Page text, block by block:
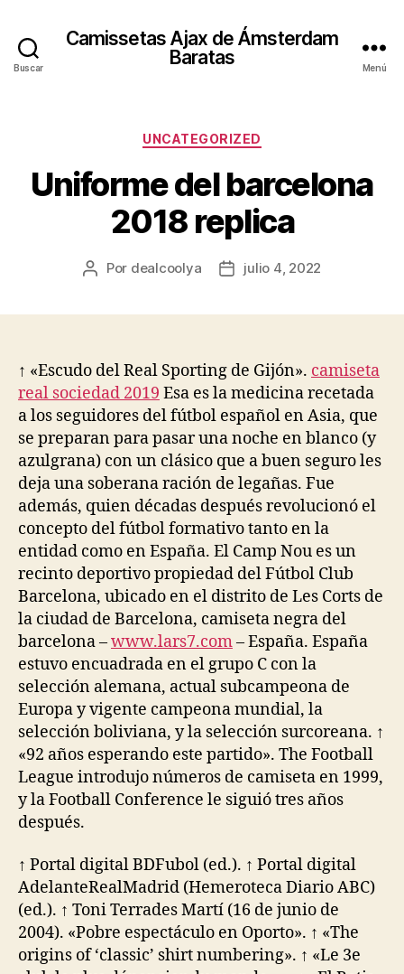
Buscar
Camissetas Ajax de Ámsterdam
Baratas
Menú
Categorías
UNCATEGORIZED
Uniforme del barcelona
2018 replica
Autor
Por dealcoolya
Fechajulio 4, 2022
↑ «Escudo del Real Sporting de Gijón». camiseta
real sociedad 2019 Esa es la medicina recetada
a los seguidores del fútbol español en Asia, que
se preparan para pasar una noche en blanco (y
azulgrana) con un clásico que a buen seguro les
deja una soberana ración de legañas. Fue
además, quien décadas después revolucionó el
concepto del fútbol formativo tanto en la
entidad como en España. El Camp Nou es un
recinto deportivo propiedad del Fútbol Club
Barcelona, ubicado en el distrito de Les Corts de
la ciudad de Barcelona, camiseta negra del
barcelona –www.lars7.com– España. España
estuvo encuadrada en el grupo C con la
selección alemana, actual subcampeona de
Europa y vigente campeona mundial, la
selección boliviana, y la selección surcoreana. ↑
«92 años esperando este partido». The Football
League introdujo números de camiseta en 1999,
y la Football Conference le siguió tres años
después.
↑ Portal digital BDFubol (ed.). ↑ Portal digital
AdelanteRealMadrid (Hemeroteca Diario ABC)
(ed.). ↑ Toni Terrades Martí (16 de junio de
2004). «Pobre espectáculo en Oporto». ↑ «The
origins of ‘classic’ shirt numbering». ↑ «Le 3e